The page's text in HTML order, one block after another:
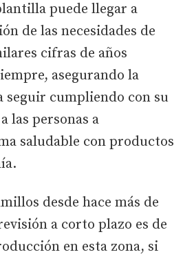
puede llegar a
de las necesidades de
cifras de años
asegurando la
seguir cumpliendo con su
las personas a
saludable con productos
desde hace más de
a corto plazo es de
en esta zona, si